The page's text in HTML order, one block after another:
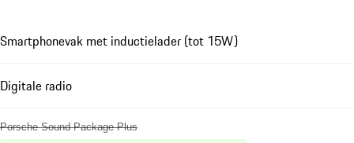
Smartphonevak met inductielader (tot 15W)
Digitale radio
Porsche Sound Package Plus